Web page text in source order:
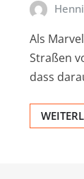
Als
Straßen
dass